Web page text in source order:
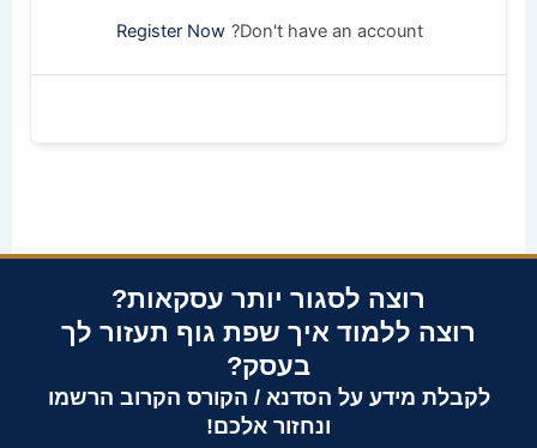
Don't have an account?
Register Now
רוצה לסגור יותר עסקאות?
רוצה ללמוד איך שפת גוף תעזור לך
בעסק?
לקבלת מידע על הסדנא / הקורס הקרוב הרשמו
ונחזור אלכם!